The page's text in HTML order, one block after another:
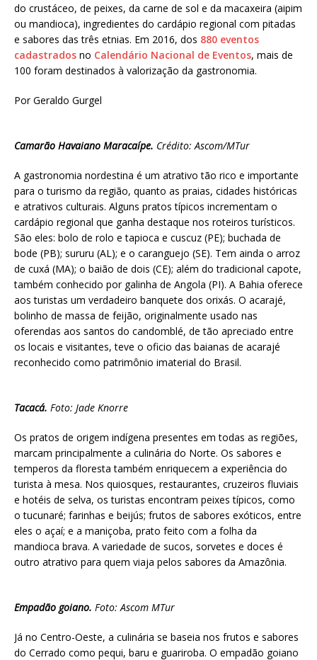
do crustáceo, de peixes, da carne de sol e da macaxeira (aipim
ou mandioca), ingredientes do cardápio regional com pitadas
e sabores das três etnias. Em 2016, dos 880 eventos
cadastrados no Calendário Nacional de Eventos, mais de
100 foram destinados à valorização da gastronomia.
Por Geraldo Gurgel
Camarão Havaiano Maracaípe. Crédito: Ascom/MTur
A gastronomia nordestina é um atrativo tão rico e importante
para o turismo da região, quanto as praias, cidades históricas
e atrativos culturais. Alguns pratos típicos incrementam o
cardápio regional que ganha destaque nos roteiros turísticos.
São eles: bolo de rolo e tapioca e cuscuz (PE); buchada de
bode (PB); sururu (AL); e o caranguejo (SE). Tem ainda o arroz
de cuxá (MA); o baião de dois (CE); além do tradicional capote,
também conhecido por galinha de Angola (PI). A Bahia oferece
aos turistas um verdadeiro banquete dos orixás. O acarajé,
bolinho de massa de feijão, originalmente usado nas
oferendas aos santos do candomblé, de tão apreciado entre
os locais e visitantes, teve o oficio das baianas de acarajé
reconhecido como patrimônio imaterial do Brasil.
Tacacá. Foto: Jade Knorre
Os pratos de origem indígena presentes em todas as regiões,
marcam principalmente a culinária do Norte. Os sabores e
temperos da floresta também enriquecem a experiência do
turista à mesa. Nos quiosques, restaurantes, cruzeiros fluviais
e hotéis de selva, os turistas encontram peixes típicos, como
o tucunaré; farinhas e beijús; frutos de sabores exóticos, entre
eles o açaí; e a maniçoba, prato feito com a folha da
mandioca brava. A variedade de sucos, sorvetes e doces é
outro atrativo para quem viaja pelos sabores da Amazônia.
Empadão goiano. Foto: Ascom MTur
Já no Centro-Oeste, a culinária se baseia nos frutos e sabores
do Cerrado como pequi, baru e guariroba. O empadão goiano